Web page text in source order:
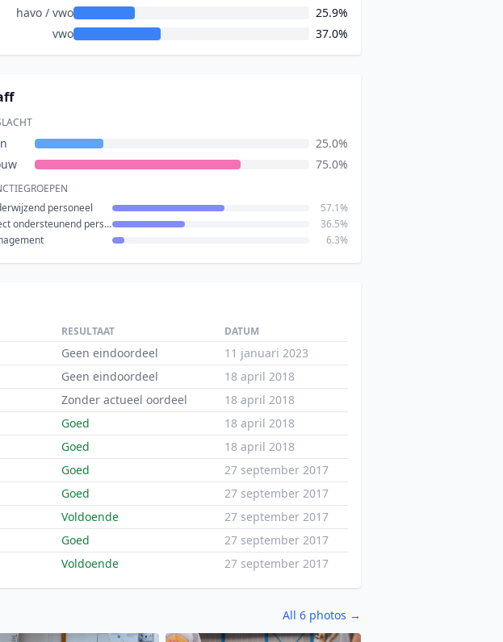
havo / vwo
25.9%
vwo
37.0%
25.0%
75.0%
personeel
57.1%
Direct ondersteunend personeel
36.5%
6.3%
RESULTAAT DATUM
Geen eindoordeel
11 januari 2023
Geen eindoordeel
18 april 2018
Zonder actueel oordeel
18 april 2018
Goed
18 april 2018
Goed
18 april 2018
Goed
27 september 2017
Goed
27 september 2017
Voldoende
27 september 2017
Goed
27 september 2017
Voldoende 27 september 2017
All 6 photos →